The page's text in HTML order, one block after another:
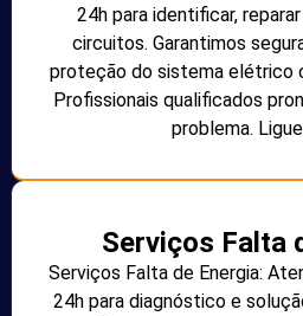
24h para identificar,
circuitos. Garantimos
proteção do sistema elétrico
Profissionais qualificados
problema.
Serviços Falta
Serviços Falta de Energia:
24h para diagnóstico e